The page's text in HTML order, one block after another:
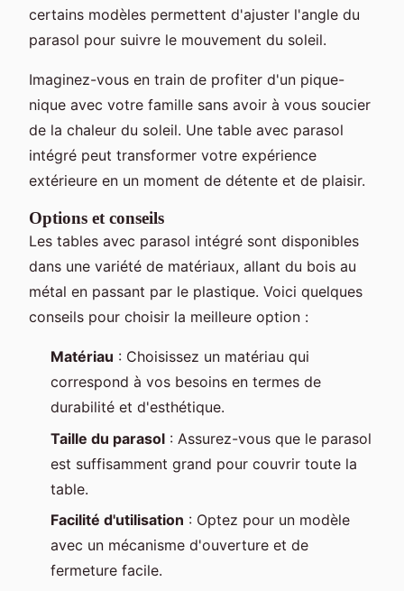
certains modèles permettent d'ajuster l'angle du
parasol pour suivre le mouvement du soleil.
Imaginez-vous en train de profiter d'un pique-
nique avec votre famille sans avoir à vous soucier
de la chaleur du soleil. Une table avec parasol
intégré peut transformer votre expérience
extérieure en un moment de détente et de plaisir.
Options et conseils
Les tables avec parasol intégré sont disponibles
dans une variété de matériaux, allant du bois au
métal en passant par le plastique. Voici quelques
conseils pour choisir la meilleure option :
Matériau : Choisissez un matériau qui
correspond à vos besoins en termes de
durabilité et d'esthétique.
Taille du parasol : Assurez-vous que le parasol
est suffisamment grand pour couvrir toute la
table.
Facilité d'utilisation : Optez pour un modèle
avec un mécanisme d'ouverture et de
fermeture facile.